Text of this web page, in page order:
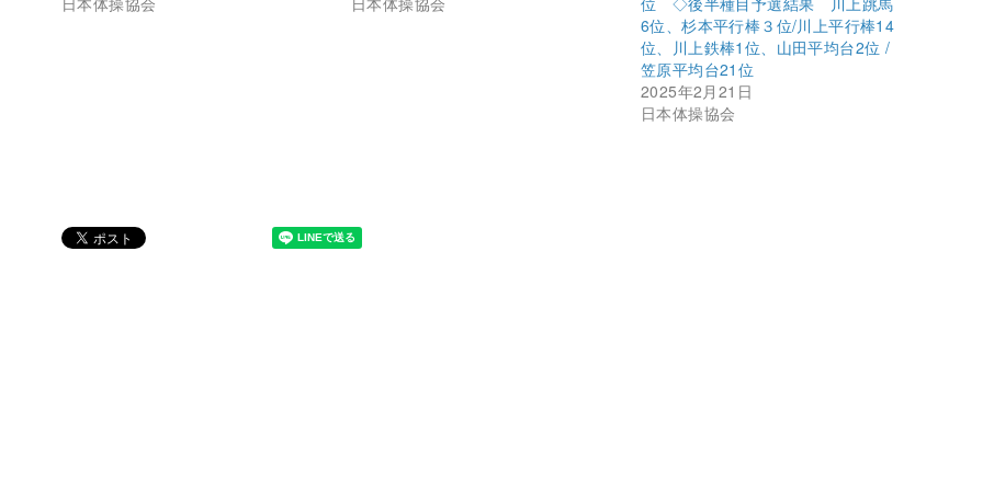
6位、杉本平行棒３位/川上平行棒14
位、川上鉄棒1位、山田平均台2位 /
笠原平均台21位
2025年2月21日
日本体操協会